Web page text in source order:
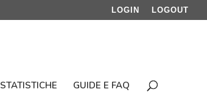
LOGIN LOGOUT
STATISTICHE GUIDE E FAQ